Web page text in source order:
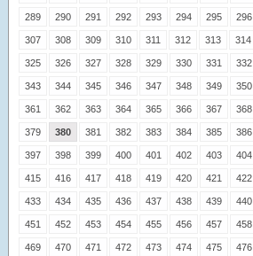
289 290 291 292 293 294 295 296
307 308 309 310 311 312 313 314
325 326 327 328 329 330 331 332
343 344 345 346 347 348 349 350
361 362 363 364 365 366 367 368
379 380 381 382 383 384 385 386
397 398 399 400 401 402 403 404
415 416 417 418 419 420 421 422
433 434 435 436 437 438 439 440
451 452 453 454 455 456 457 458
469 470 471 472 473 474 475 476